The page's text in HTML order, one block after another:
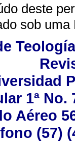
deste
sob uma
1ª No.
Aéreo
(57)